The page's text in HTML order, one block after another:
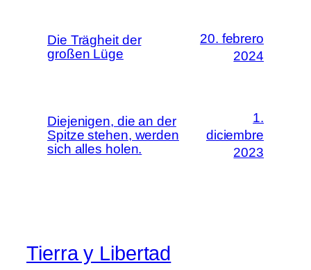
Die Trägheit der
großen Lüge
20. febrero
2024
Diejenigen, die an der
Spitze stehen, werden
sich alles holen.
1.
diciembre
2023
Tierra y Libertad